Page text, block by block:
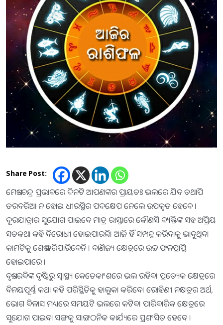
Share Post:
ମେଷ:-ଚନ୍ଦ୍ର ପ୍ରଭାବରେ ଦିନଟି ଆପଣଙ୍କର ପ୍ରାୟତଃ ଭଲରେ ଯିବ ତଥାପି
ତରବରିଆ ନ ହୋଇ ଧୀରସ୍ଥିର ପଦକ୍ଷେପ ନେଲେ ଉପକୃତ ହେବେ ।
ଦୂରଯାତ୍ରାର ସୁଯୋଗ ପାଇବେ ମାତ୍ର ରାସ୍ତାରେ କୌଣସି ବ୍ୟକ୍ତିଙ୍କ ସହ ଅପ୍ରିୟ
ସତକଥା କହି ବିରୋଧୀ ହୋଇପାରନ୍ତି। ଆଜି ହିଁ ସମ୍ପନ୍ନ କରିବାକୁ ଭାବୁଥିବା
କାମଟିକୁ ଶେଷ କରିପାରିବେନି । ବାଣିଜ୍ୟ କ୍ଷେତ୍ରରେ ଉଚ୍ଚ ଫଳପ୍ରାପ୍ତି
ହୋଇପାରେ ।
ବୃଷ:-ରବିଙ୍କ ଦୃଷ୍ଟିରୁ ସ୍ବାସ୍ଥ୍ୟ କେତେକାଂଶରେ ଭଲ ରହିବ। ପ୍ରତ୍ୟେକ କ୍ଷେତ୍ରରେ
ବିନୟପୂର୍ଣ୍ଣ କଥା କହି ପରିସ୍ଥିତିକୁ ହାଲୁକା କରିବେ। ରୋହିଣୀ ନକ୍ଷତ୍ରର ଅର୍ଥ,
ଭୋଗ ବିଳାସ ମଧ୍ୟରେ ସମୟଟି ଭଲରେ କଟିବ। ପାରିବାରିକ କ୍ଷେତ୍ରରେ
ସୁଯୋଗ ପାଇବା ସଙ୍ଗକୁ ସାଙ୍ଗଠନିକ କାର୍ଯ୍ୟରେ ପ୍ରଶଂସିତ ହେବେ ।